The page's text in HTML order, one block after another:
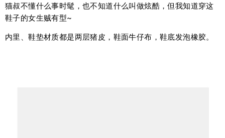
猫叔不懂什么事时髦，也不知道什么叫做炫酷，但我知道穿这
鞋子的女生贼有型~
内里、鞋垫材质都是两层猪皮，鞋面牛仔布，鞋底发泡橡胶。